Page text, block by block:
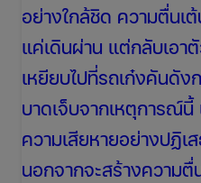
อย่างใกล้ชิด ความตื่นเ
แค่เดินผ่าน แต่กลับเอาตั
เหยียบไปที่รถเก๋งคันดัง
บาดเจ็บจากเหตุการณ์
ความเสียหายอย่างปฏิเ
นอกจากจะสร้างความตื่